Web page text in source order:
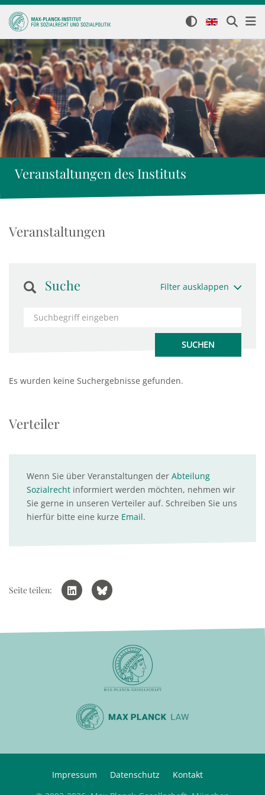
Veranstaltungen des Instituts
Veranstaltungen
Suche Filter ausklappen
Es wurden keine Suchergebnisse gefunden.
Verteiler
Wenn Sie über Veranstaltungen der Abteilung
Sozialrecht informiert werden möchten, nehmen wir
Sie gerne in unseren Verteiler auf. Schreiben Sie uns
hierfür bitte eine kurze Email.
Seite teilen:
Impressum Datenschutz
Kontakt